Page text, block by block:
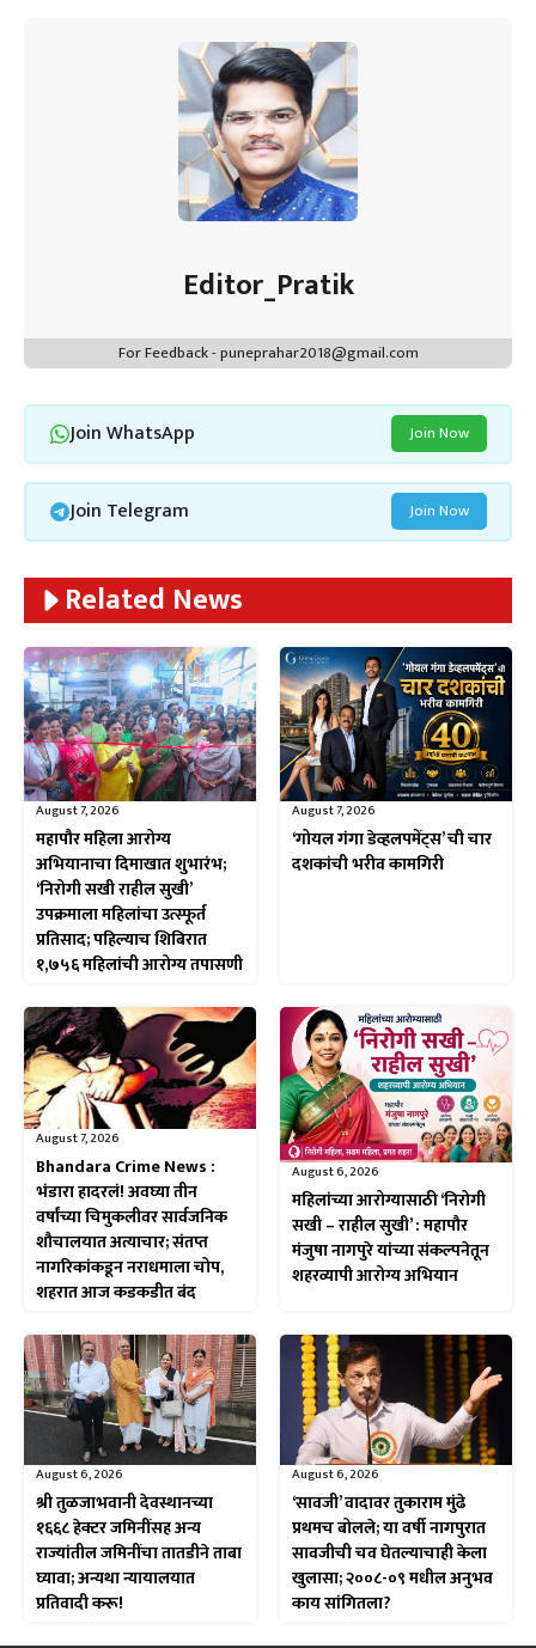
p
p
t n
Editor_Pratik
For Feedback - puneprahar2018@gmail.com
Join WhatsApp Join Now
Join Telegram Join Now
Related News
August 7, 2026
महापौर महिला आरोग्य
अभियानाचा दिमाखात शुभारंभ;
‘निरोगी सखी राहील सुखी’
उपक्रमाला महिलांचा उत्स्फूर्त
प्रतिसाद; पहिल्याच शिबिरात
१,७५६ महिलांची आरोग्य तपासणी
August 7, 2026
‘गोयल गंगा डेव्हलपमेंट्स’ ची चार
दशकांची भरीव कामगिरी
August 7, 2026
Bhandara Crime News :
भंडारा हादरलं! अवघ्या तीन
वर्षांच्या चिमुकलीवर सार्वजनिक
शौचालयात अत्याचार; संतप्त
नागरिकांकडून नराधमाला चोप,
शहरात आज कडकडीत बंद
August 6, 2026
महिलांच्या आरोग्यासाठी ‘निरोगी
सखी – राहील सुखी’ : महापौर
मंजुषा नागपुरे यांच्या संकल्पनेतून
शहरव्यापी आरोग्य अभियान
August 6, 2026
श्री तुळजाभवानी देवस्थानच्या
१६६८ हेक्टर जमिनींसह अन्य
राज्यांतील जमिनींचा तातडीने ताबा
घ्यावा; अन्यथा न्यायालयात
प्रतिवादी करू!
August 6, 2026
‘सावजी’ वादावर तुकाराम मुंढे
प्रथमच बोलले; या वर्षी नागपुरात
सावजीची चव घेतल्याचाही केला
खुलासा; २००८-०९ मधील अनुभव
काय सांगितला?